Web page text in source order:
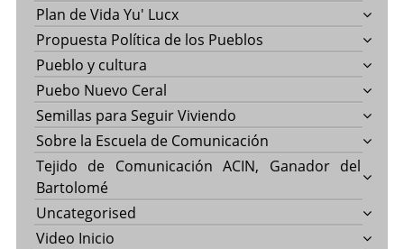
Plan de Vida Yu' Lucx
Propuesta Política de los Pueblos
Pueblo y cultura
Puebo Nuevo Ceral
Semillas para Seguir Viviendo
Sobre la Escuela de Comunicación
Tejido de Comunicación ACIN, Ganador del
Bartolomé
Uncategorised
Video Inicio